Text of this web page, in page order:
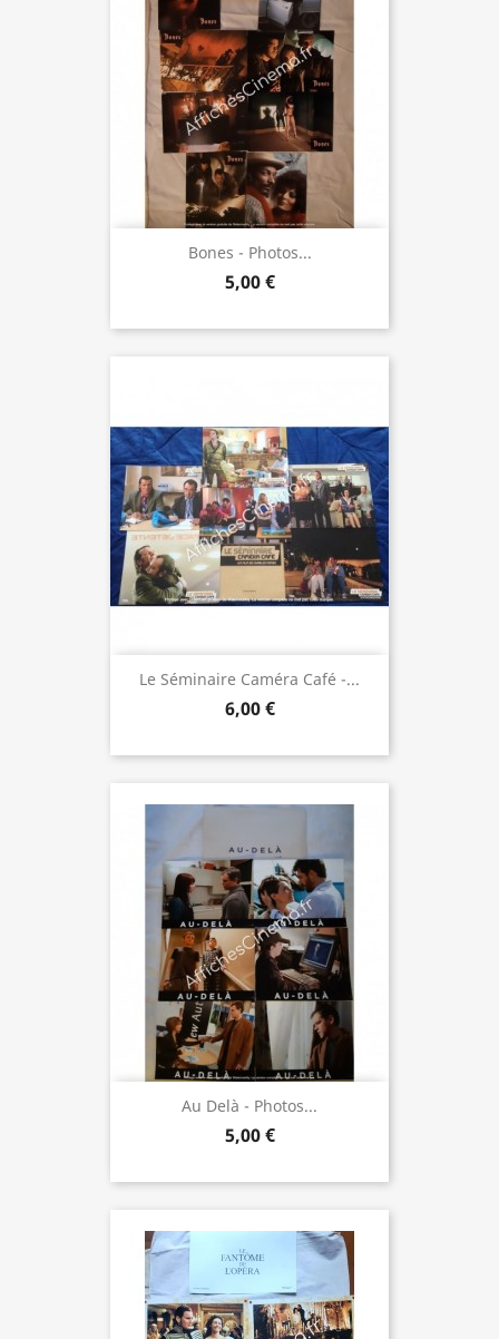
Bones - Photos...
5,00 €
Le Séminaire Caméra Café -...
6,00 €
Au Delà - Photos...
5,00 €